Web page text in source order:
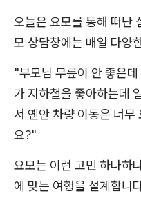
오늘은 요모를 통해 떠난
모 상담창에는 매일 다양
"부모님 무릎이 안 좋은
가 지하철을 좋아하는데
서 옌안 차량 이동은 너
요?"
요모는 이런 고민 하나하
에 맞는 여행을 설계합니